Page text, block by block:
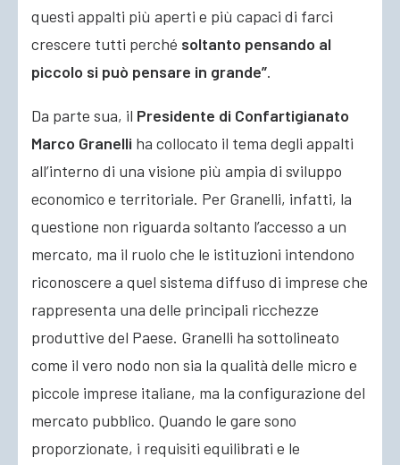
questi appalti più aperti e più capaci di farci
crescere tutti perché soltanto pensando al
piccolo si può pensare in grande”.
Da parte sua, il Presidente di Confartigianato
Marco Granelli ha collocato il tema degli appalti
all’interno di una visione più ampia di sviluppo
economico e territoriale. Per Granelli, infatti, la
questione non riguarda soltanto l’accesso a un
mercato, ma il ruolo che le istituzioni intendono
riconoscere a quel sistema diffuso di imprese che
rappresenta una delle principali ricchezze
produttive del Paese. Granelli ha sottolineato
come il vero nodo non sia la qualità delle micro e
piccole imprese italiane, ma la configurazione del
mercato pubblico. Quando le gare sono
proporzionate, i requisiti equilibrati e le